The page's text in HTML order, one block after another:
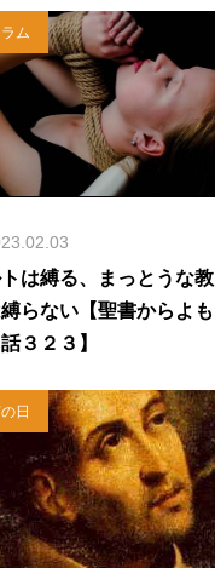
ム
は縛る、まっとうな教
らない【聖書からよも
３２３】
日